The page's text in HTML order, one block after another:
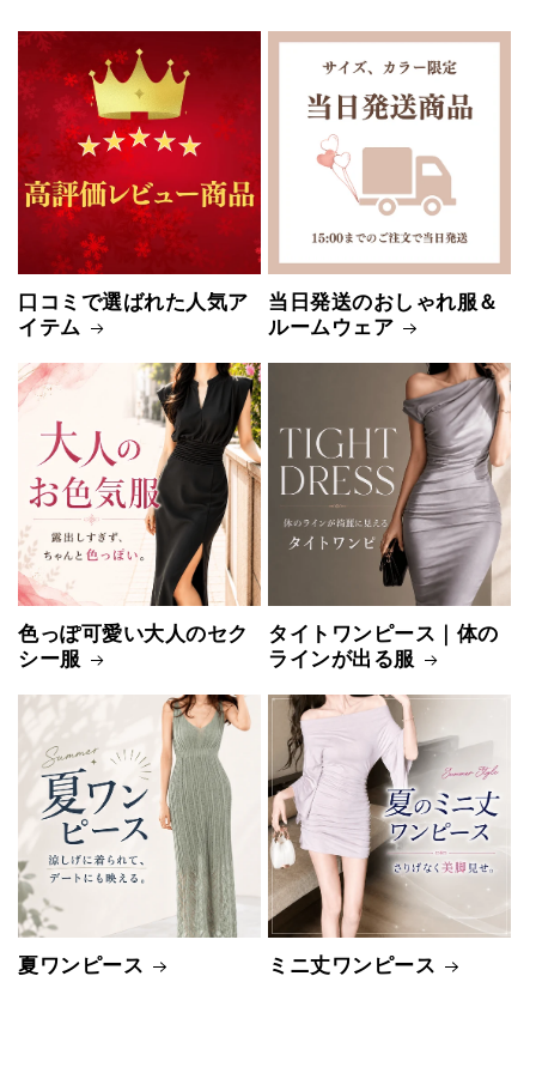
口コミで選ばれた人気ア
イテム
当日発送のおしゃれ服＆
ルームウェア
色っぽ可愛い大人のセク
シー服
タイトワンピース｜体の
ラインが出る服
夏ワンピース ミニ丈ワンピース